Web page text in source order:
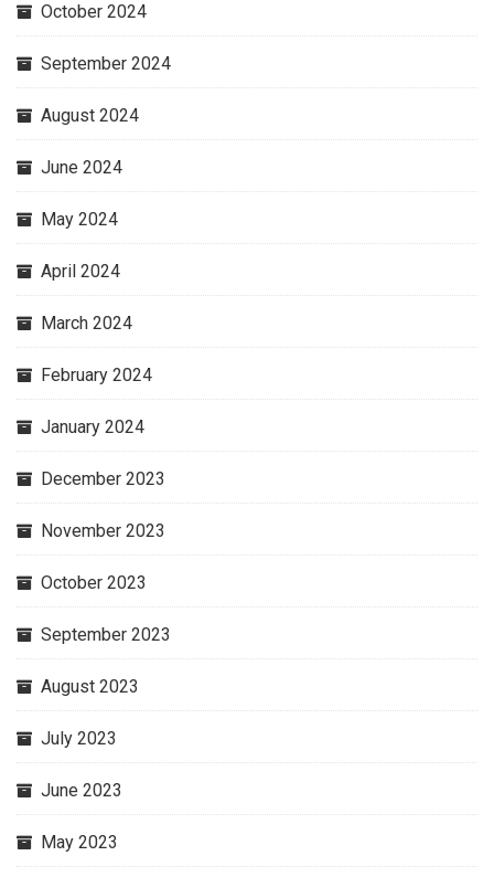
October 2024
September 2024
August 2024
June 2024
May 2024
April 2024
March 2024
February 2024
January 2024
December 2023
November 2023
October 2023
September 2023
August 2023
July 2023
June 2023
May 2023